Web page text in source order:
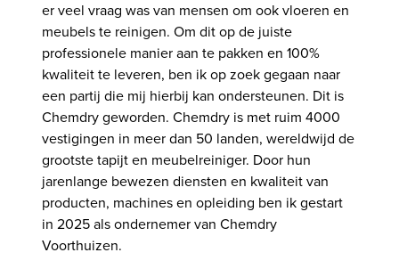
er veel vraag was van mensen om ook vloeren en
meubels te reinigen. Om dit op de juiste
professionele manier aan te pakken en 100%
kwaliteit te leveren, ben ik op zoek gegaan naar
een partij die mij hierbij kan ondersteunen. Dit is
Chemdry geworden. Chemdry is met ruim 4000
vestigingen in meer dan 50 landen, wereldwijd de
grootste tapijt en meubelreiniger. Door hun
jarenlange bewezen diensten en kwaliteit van
producten, machines en opleiding ben ik gestart
in 2025 als ondernemer van Chemdry
Voorthuizen.